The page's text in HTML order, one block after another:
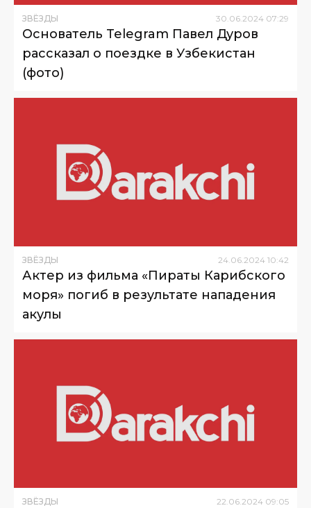
ЗВЁЗДЫ 30.06.2024 07:29
Основатель Telegram Павел Дуров
рассказал о поездке в Узбекистан
(фото)
ЗВЁЗДЫ 24.06.2024 10:42
Актер из фильма «Пираты Карибского
моря» погиб в результате нападения
акулы
ЗВЁЗДЫ 22.06.2024 09:05